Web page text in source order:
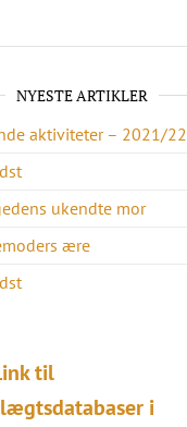
NYESTE ARTIKLER
aktiviteter – 2021/22
ukendte mor
ære
til
i